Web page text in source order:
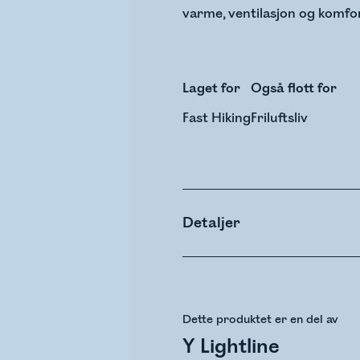
varme, ventilasjon og
Laget for
Fast Hiking
Også flott for
Friluftsliv
Detaljer
Dette produktet er en del av
Y Lightline